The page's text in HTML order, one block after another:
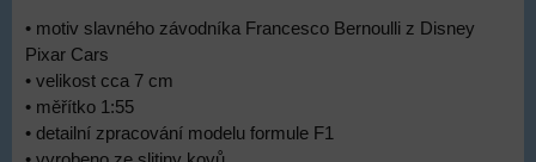
• motiv slavného závodníka Francesco Bernoulli z Disney
Pixar Cars
• velikost cca 7 cm
• měřítko 1:55
• detailní zpracování modelu formule F1